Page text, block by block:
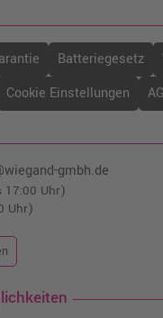
Batteriegesetz
Cookie Einstellungen
gmbh.de
17:00 Uhr)
Uhr)